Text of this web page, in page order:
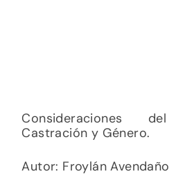
Consideraciones
Castración y Género.
Autor: Froylán Avendaño